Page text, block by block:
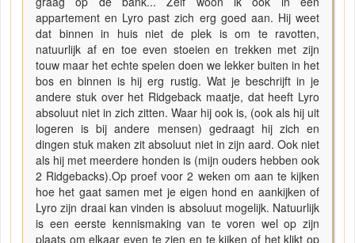
appartement en Lyro past zich erg goed aan. Hij weet
dat binnen in huis niet de plek is om te ravotten,
natuurlijk af en toe even stoeien en trekken met zijn
touw maar het echte spelen doen we lekker buiten in het
bos en binnen is hij erg rustig. Wat je beschrijft in je
andere stuk over het Ridgeback maatje, dat heeft Lyro
absoluut niet in zich zitten. Waar hij ook is, (ook als hij uit
logeren is bij andere mensen) gedraagt hij zich en
dingen stuk maken zit absoluut niet in zijn aard. Ook niet
als hij met meerdere honden is (mijn ouders hebben ook
2 Ridgebacks).Op proef voor 2 weken om aan te kijken
hoe het gaat samen met je eigen hond en aankijken of
Lyro zijn draai kan vinden is absoluut mogelijk. Natuurlijk
is een eerste kennismaking van te voren wel op zijn
plaats om elkaar even te zien en te kijken of het klikt op